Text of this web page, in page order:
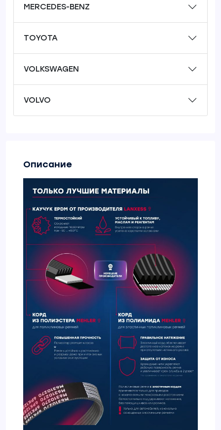
MERCEDES-BENZ
TOYOTA
VOLKSWAGEN
VOLVO
Описание